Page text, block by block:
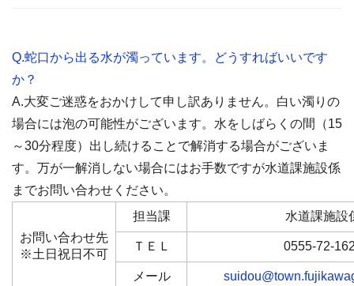
Q.蛇口から出る水が濁っています。どうすればいいです
か？
A.大変ご迷惑をおかけして申し訳ありません。白い濁りの
場合には泡の可能性がございます。水をしばらくの間（15
～30分程度）出し続けることで解消する場合がございま
す。万が一解消しない場合にはお手数ですが水道課施設係
までお問い合わせください。
お問い合わせ先
※土日祝日不可
担当課 水道課施設
ＴＥＬ 0555-72-
メール